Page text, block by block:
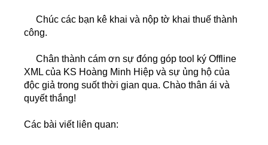
Chúc các bạn kê khai và nộp tờ khai thuế thành
công.
Chân thành cám ơn sự đóng góp tool ký Offline
XML của KS Hoàng Minh Hiệp và sự ủng hộ của
độc giả trong suốt thời gian qua. Chào thân ái và
quyết thắng!
Các bài viết liên quan: